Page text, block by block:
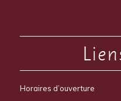
Horaires d’ouverture